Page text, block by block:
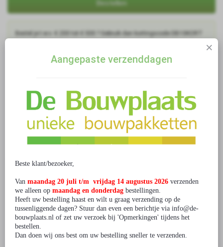
Bestellen
Bestel je t.w.v. € 200 tot € 500 ? Gebruik dan kortingscode DB10KORT
DB12.5KORT voor 12.5% korting
Ga je voor meer dan € 2.000 bestellen? Neem dan
met ons op.
1 beoordeling(en) Geef beoordeling
Gerelateerde producten
Bouwpakket Rijksmuseum
Amsterdam- Foam
Bouwpakket Martinikerk
Aangepaste verzenddagen
Beste klant/bezoeker,
Van maandag 20 juli t/m vrijdag 14 augustus 2026 verzenden
we alleen opmaandag en donderdagbestellingen.
Heeft uw bestelling haast en wilt u graag verzending op de
tussenliggende dagen? Stuur dan even een berichtje via info@de-
bouwplaats.nl of zet uw verzoek bij 'Opmerkingen' tijdens het
bestellen.
Dan doen wij ons best om uw bestelling sneller te verzenden.